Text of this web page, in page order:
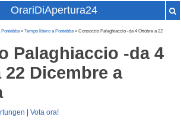
OrariDiApertura24
»Tempo libero a Pontebba» Consorzio Palaghiaccio -da 4 Ottobre a 22
Palaghiaccio -da 4
Dicembre a
|Vota ora!